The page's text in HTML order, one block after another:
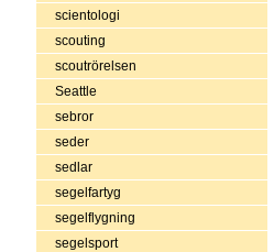
scientologi
scouting
scoutrörelsen
Seattle
sebror
seder
sedlar
segelfartyg
segelflygning
segelsport